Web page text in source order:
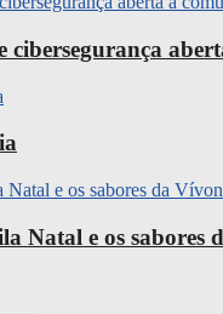
cibersegurança
Natal e os sabores